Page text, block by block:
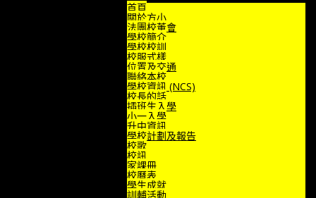
首頁
關於方小
法團校董會
學校簡介
學校校訓
校服式樣
位置及交通
聯絡本校
學校資訊 (NCS)
校長的話
插班生入學
小一入學
升中資訊
學校計劃及報告
校歌
校訊
家課冊
校曆表
學生成就
訓輔活動